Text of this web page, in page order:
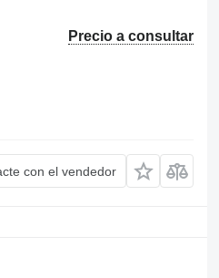
Precio a consultar
con el vendedor